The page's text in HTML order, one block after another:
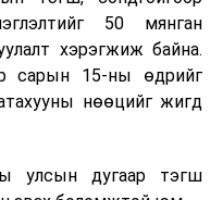
50 мянган
хэрэгжиж байна.
сарын 15-ны өдрийг
нөөцийг жигд
улсын дугаар тэгш